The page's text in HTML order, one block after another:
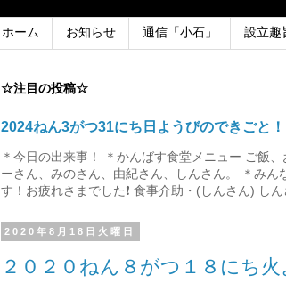
ホーム お知らせ 通信「小石」 設立趣
☆注目の投稿☆
2024ねん3がつ31にち日ようびのできごと！
＊今日の出来事！ ＊かんばす食堂メニュー ご飯
ーさん、みのさん、由紀さん、しんさん。 ＊み
す！お疲れさまでした❗ 食事介助・(しんさん) し
2020年8月18日火曜日
２０２０ねん８がつ１８にち